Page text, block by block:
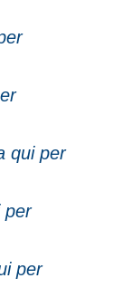
qui per
per
per